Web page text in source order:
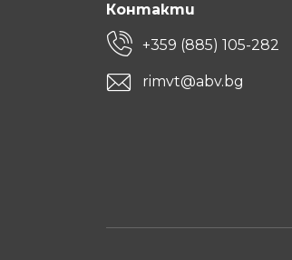
Контакти
+359 (885) 105-282
rimvt@abv.bg